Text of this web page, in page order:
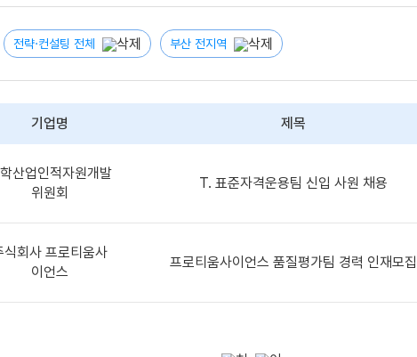
고무
화장품
전략·컨설팅 전체 부산 전지역
기업명 제목
산업인적자원개발
위원회
T. 표준자격운용팀 신입 사원 채용
식회사 프로티움사
이언스
프로티움사이언스 품질평가팀 경력 인재모집